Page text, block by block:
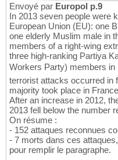
Envoyé par Europol p.9
In 2013 seven people were
European Union (EU): one
one elderly Muslim male in
members of a right-wing
three high-ranking Partiya
Workers Party) members
terrorist attacks occurred in
majority took place in
After an increase in 2012,
2013 fell below the number
On résume :
- 152 attaques reconnues
- 7 morts dans ces
pour remplir le paragraphe.